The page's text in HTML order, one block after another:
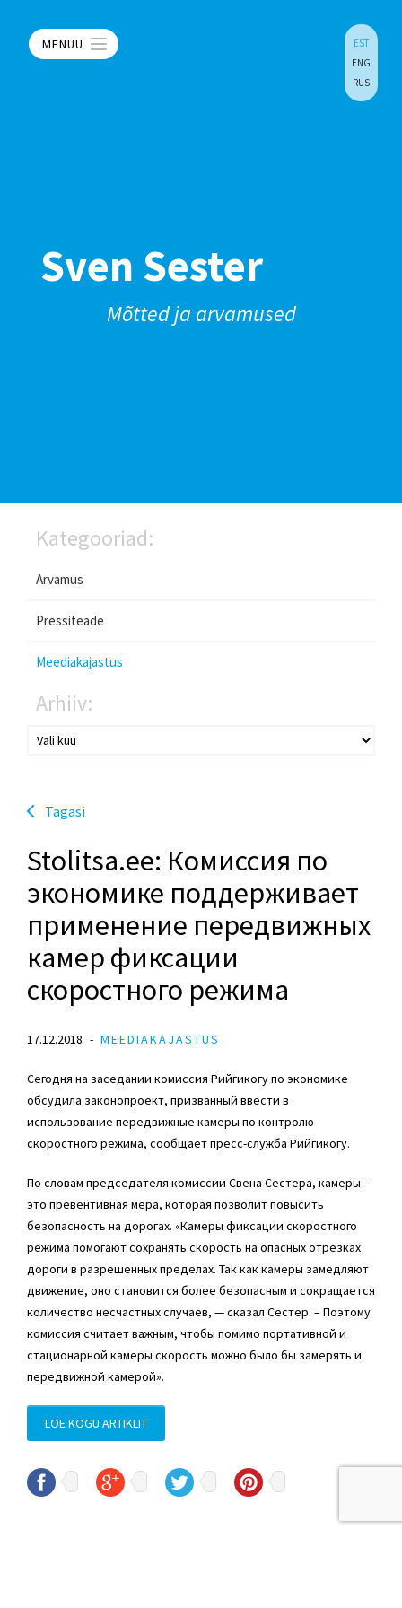
MENÜÜ
EST
ENG
RUS
Sven Sester
Mõtted ja arvamused
Kategooriad:
Arvamus
Pressiteade
Meediakajastus
Arhiiv:
Tagasi
Stolitsa.ee: Комиссия по
экономике поддерживает
применение передвижных
камер фиксации
скоростного режима
17.12.2018 MEEDIAKAJASTUS
Сегодня на заседании комиссия Рийгикогу по экономике
обсудила законопроект, призванный ввести в
использование передвижные камеры по контролю
скоростного режима, сообщает пресс-служба Рийгикогу.
По словам председателя комиссии Свена Сестера, камеры –
это превентивная мера, которая позволит повысить
безопасность на дорогах. «Камеры фиксации скоростного
режима помогают сохранять скорость на опасных отрезках
дороги в разрешенных пределах. Так как камеры замедляют
движение, оно становится более безопасным и сокращается
количество несчастных случаев, — сказал Сестер. – Поэтому
комиссия считает важным, чтобы помимо портативной и
стационарной камеры скорость можно было бы замерять и
передвижной камерой».
LOE KOGU ARTIKLIT